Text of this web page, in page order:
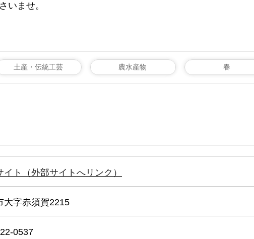
いませ。
土産・伝統工芸 農水産物 春
イト（外部サイトへリンク）
大字赤須賀2215
0537